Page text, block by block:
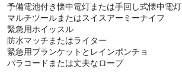
予備電池付き懐中電灯または手回し式懐中電灯
マルチツールまたはスイスアーミーナイフ
緊急用ホイッスル
防水マッチまたはライター
緊急用ブランケットとレインポンチョ
パラコードまたは丈夫なロープ